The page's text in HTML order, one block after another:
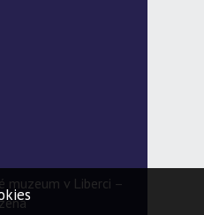
muzeum v Liberci –